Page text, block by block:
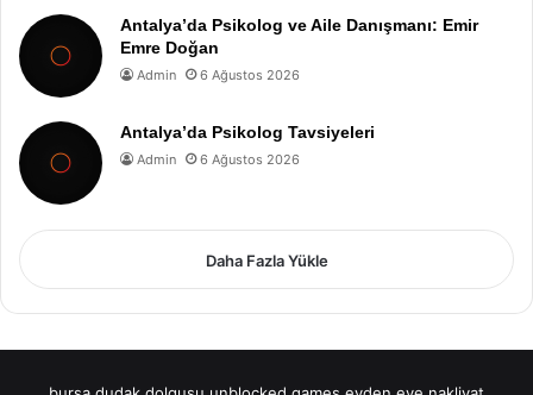
Antalya’da Psikolog ve Aile Danışmanı: Emir
Emre Doğan
Admin 6 Ağustos 2026
Antalya’da Psikolog Tavsiyeleri
Admin 6 Ağustos 2026
Daha Fazla Yükle